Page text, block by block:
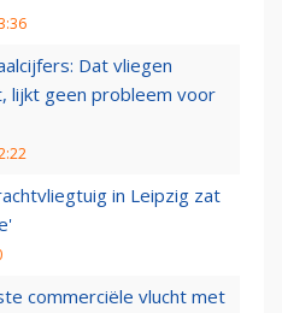
Dat vliegen
lijkt geen probleem voor
in Leipzig zat
commerciële vlucht met